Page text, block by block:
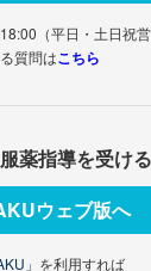
（平日・土日祝営
質問はこちら
薬指導を受ける
ウェブ版へ
」 を利用すれば